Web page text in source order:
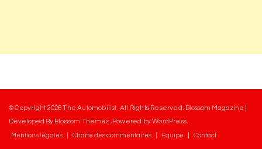
© Copyright 2026The Automobilist. All Rights Reserved. Blossom Magazine |
Developed By Blossom Themes. Powered byWordPress
Mentions légales Charte des commentaires Equipe Contact